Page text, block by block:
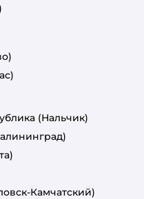
(Нальчик)
Камчатский)